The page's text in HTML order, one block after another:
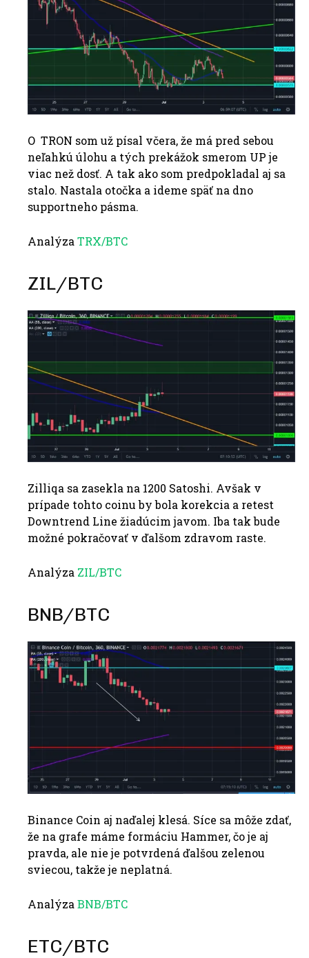
O TRON som už písal včera, že má pred sebou
neľahkú úlohu a tých prekážok smerom UP je
viac než dosť. A tak ako som predpokladal aj sa
stalo. Nastala otočka a ideme späť na dno
supportneho pásma.
Analýza TRX/BTC
ZIL/BTC
Zilliqa sa zasekla na 1200 Satoshi. Avšak v
prípade tohto coinu by bola korekcia a retest
Downtrend Line žiadúcim javom. Iba tak bude
možné pokračovať v ďalšom zdravom raste.
Analýza ZIL/BTC
BNB/BTC
Binance Coin aj naďalej klesá. Síce sa môže zdať,
že na grafe máme formáciu Hammer, čo je aj
pravda, ale nie je potvrdená ďalšou zelenou
sviecou, takže je neplatná.
Analýza BNB/BTC
ETC/BTC